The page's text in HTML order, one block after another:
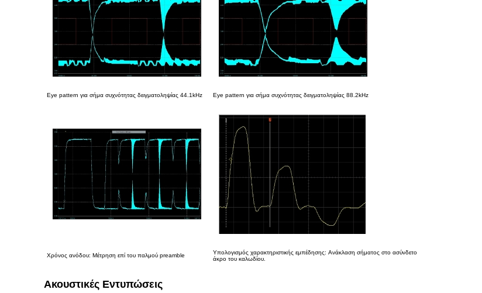
Eye pattern για σήμα συχνότητας δειγματοληψίας 44.1kHz Εye pattern για σήμα συχνότητας δειγματοληψίας 88.2kHz
Χρόνος ανόδου: Μέτρηση επί του παλμού preamble
Υπολογισμός χαρακτηριστικής εμπέδησης: Aνάκλαση σήματος στο ασύνδετο
άκρο του καλωδίου.
Ακουστικές Εντυπώσεις